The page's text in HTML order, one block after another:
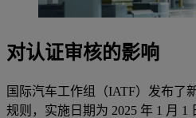
对认证审核的影响
国际汽车工作组（IATF）发布了
规则，实施日期为 2025 年 1 月 1